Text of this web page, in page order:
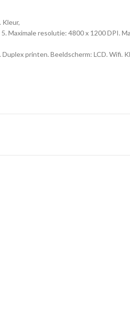
Kleur,
Maximale resolutie: 4800 x 1200 DPI.
printen. Beeldscherm: LCD. Wifi.